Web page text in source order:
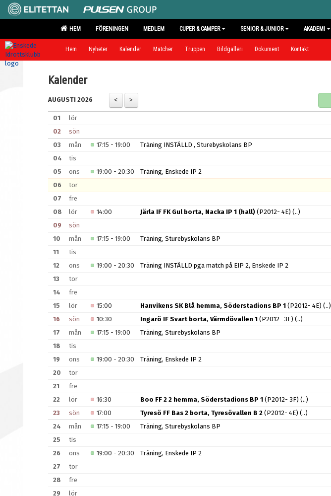
HEM FÖRENINGEN MEDLEM CUPER & CAMPER SENIOR & JUNIOR AKADEMI
Hem Nyheter Kalender Matcher Truppen Bildgalleri Dokument Kontakt
Kalender
AUGUSTI 2026
01
lör
02
sön
03 mån 17:15 - 19:00
Träning INSTÄLLD , Sturebyskolans BP
04
tis
05
ons 19:00 - 20:30
Träning, Enskede IP 2
06
tor
07
fre
08
lör 14:00 Järla IF FK Gul borta, Nacka IP 1 (hall) (P2012- 4E) (..)
09
sön
10 mån 17:15 - 19:00
Träning, Sturebyskolans BP
11
tis
12
ons 19:00 - 20:30
Träning INSTÄLLD pga match på EIP 2, Enskede IP 2
13
tor
14
fre
15
lör 15:00 Hanvikens SK Blå hemma, Söderstadions BP 1 (P2012- 4E) (..)
16
sön 10:30 Ingarö IF Svart borta, Värmdövallen 1 (P2012- 3F) (..)
17 mån 17:15 - 19:00
Träning, Sturebyskolans BP
18
tis
19
ons 19:00 - 20:30
Träning, Enskede IP 2
20
tor
21
fre
22
lör 16:30 Boo FF 2 2 hemma, Söderstadions BP 1 (P2012- 3F) (..)
23
sön 17:00 Tyresö FF Bas 2 borta, Tyresövallen B 2 (P2012- 4E) (..)
24 mån 17:15 - 19:00
Träning, Sturebyskolans BP
25
tis
26
ons 19:00 - 20:30
Träning, Enskede IP 2
27
tor
28
fre
29
lör